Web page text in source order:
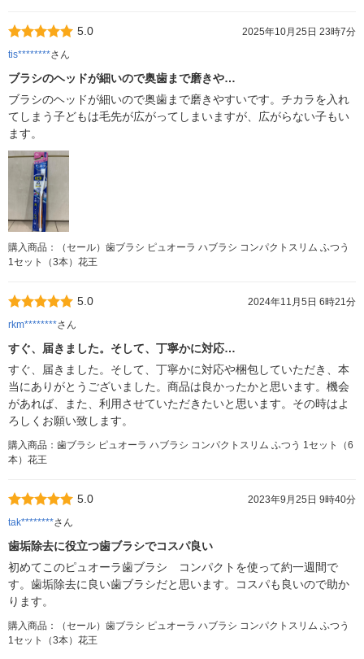
5.0
2025年10月25日 23時7分
tis********さん
ブラシのヘッドが細いので奥歯まで磨きや…
ブラシのヘッドが細いので奥歯まで磨きやすいです。チカラを入れ
てしまう子どもは毛先が広がってしまいますが、広がらない子もい
ます。
購入商品：（セール）歯ブラシ ピュオーラ ハブラシ コンパクトスリム ふつう
1セット（3本）花王
5.0
2024年11月5日 6時21分
rkm********さん
すぐ、届きました。そして、丁寧かに対応…
すぐ、届きました。そして、丁寧かに対応や梱包していただき、本
当にありがとうございました。商品は良かったかと思います。機会
があれば、また、利用させていただきたいと思います。その時はよ
ろしくお願い致します。
購入商品：歯ブラシ ピュオーラ ハブラシ コンパクトスリム ふつう 1セット（6
本）花王
5.0
2023年9月25日 9時40分
tak********さん
歯垢除去に役立つ歯ブラシでコスパ良い
初めてこのピュオーラ歯ブラシ コンパクトを使って約一週間で
す。歯垢除去に良い歯ブラシだと思います。コスパも良いので助か
ります。
購入商品：（セール）歯ブラシ ピュオーラ ハブラシ コンパクトスリム ふつう
1セット（3本）花王